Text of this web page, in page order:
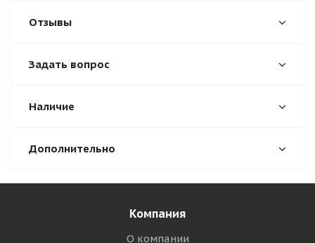
Отзывы
Задать вопрос
Наличие
Дополнительно
Компания
О компании